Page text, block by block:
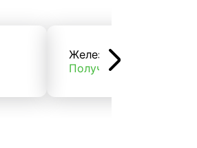
Железнодорожные
Получить